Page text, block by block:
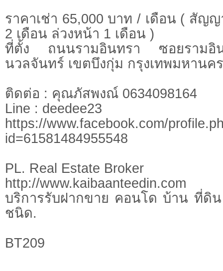
ราคาเช่า 65,000 บาท / เดือน ( สัญ
2 เดือน ล่วงหน้า 1 เดือน )
ที่ตั้ง ถนนรามอินทรา ซอยราม
นวลจันทร์ เขตบึงกุ่ม กรุงเทพมหานค
ติดต่อ : คุณภัสพงณ์ 0634098164
Line : deedee23
https://www.facebook.com/
id=61581484955548
PL. Real Estate Broker
http://www.kaibaanteedin.com
บริการรับฝากขาย คอนโด บ้าน ที่ดิ
ชนิด.
BT209